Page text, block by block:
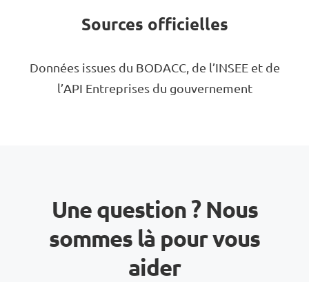
Sources officielles
Données issues du BODACC, de l’INSEE et de
l’API Entreprises du gouvernement
Une question ? Nous
sommes là pour vous
aider